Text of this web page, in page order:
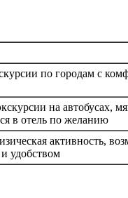
по городам с
на автобусах,
в отель по желанию
активность,
удобством